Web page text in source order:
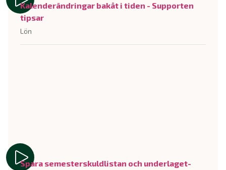
Kalenderändringar bakåt i tiden - Supporten
tipsar
Lön
Spara semesterskuldlistan och underlaget-